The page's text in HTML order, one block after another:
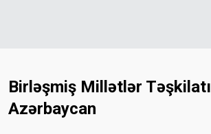
Birləşmiş Millətlər Təşkilatı
Azərbaycan